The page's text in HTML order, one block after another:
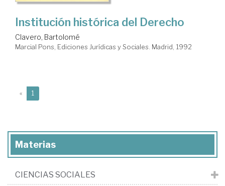
Institución histórica del Derecho
Clavero, Bartolomé
Marcial Pons, Ediciones Jurídicas y Sociales. Madrid, 1992
« 1
Materias
CIENCIAS SOCIALES